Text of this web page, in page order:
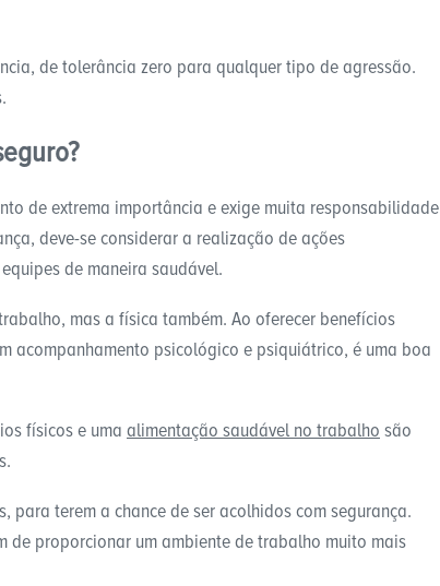
de tolerância zero para qualquer tipo de agressão.
de extrema importância e exige muita responsabilidade
deve-se considerar a realização de ações
de maneira saudável.
mas a física também. Ao oferecer benefícios
acompanhamento psicológico e psiquiátrico, é uma boa
físicos e uma alimentação saudável no trabalho são
para terem a chance de ser acolhidos com segurança.
de proporcionar um ambiente de trabalho muito mais